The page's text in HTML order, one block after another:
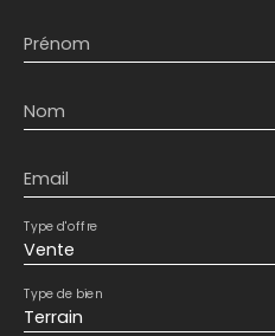
Prénom
Nom
Email
Vente
Type d'offre
Terrain
Type de bien